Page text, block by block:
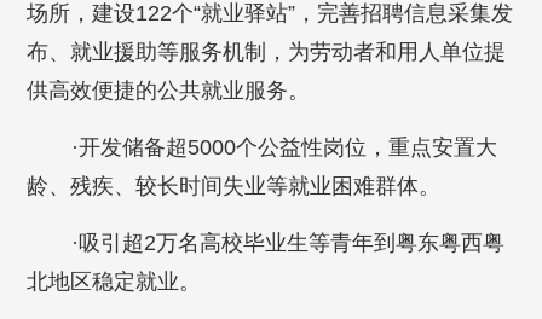
场所，建设122个“就业驿站”，完善招聘信息采集发
布、就业援助等服务机制，为劳动者和用人单位提
供高效便捷的公共就业服务。
·开发储备超5000个公益性岗位，重点安置大
龄、残疾、较长时间失业等就业困难群体。
·吸引超2万名高校毕业生等青年到粤东粤西粤
北地区稳定就业。